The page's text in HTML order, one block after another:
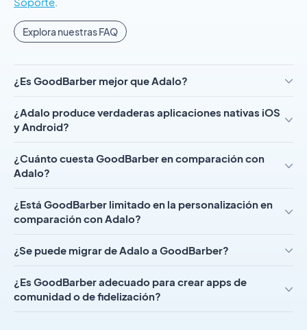
Explora nuestras FAQ
¿Es GoodBarber mejor que Adalo?
¿Adalo produce verdaderas aplicaciones nativas iOS
y Android?
¿Cuánto cuesta GoodBarber en comparación con
Adalo?
¿Está GoodBarber limitado en la personalización en
comparación con Adalo?
¿Se puede migrar de Adalo a GoodBarber?
¿Es GoodBarber adecuado para crear apps de
comunidad o de fidelización?